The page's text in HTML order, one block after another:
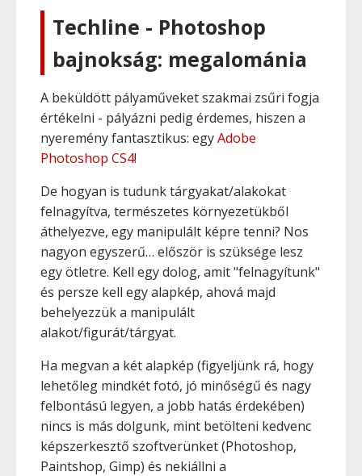
Techline - Photoshop
bajnokság: megalománia
A beküldött pályaműveket szakmai zsűri fogja
értékelni - pályázni pedig érdemes, hiszen a
nyeremény fantasztikus: egyAdobe
Photoshop CS4!
De hogyan is tudunk tárgyakat/alakokat
felnagyítva, természetes környezetükből
áthelyezve, egy manipulált képre tenni? Nos
nagyon egyszerű… először is szüksége lesz
egy ötletre. Kell egy dolog, amit "felnagyítunk"
és persze kell egy alapkép, ahová majd
behelyezzük a manipulált
alakot/figurát/tárgyat.
Ha megvan a két alapkép (figyeljünk rá, hogy
lehetőleg mindkét fotó, jó minőségű és nagy
felbontású legyen, a jobb hatás érdekében)
nincs is más dolgunk, mint betölteni kedvenc
képszerkesztő szoftverünket (Photoshop,
Paintshop, Gimp) és nekiállni a